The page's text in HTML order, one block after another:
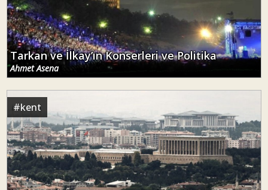
Tarkan ve İlkay’ın Konserleri ve Politika
Ahmet Asena
#kent